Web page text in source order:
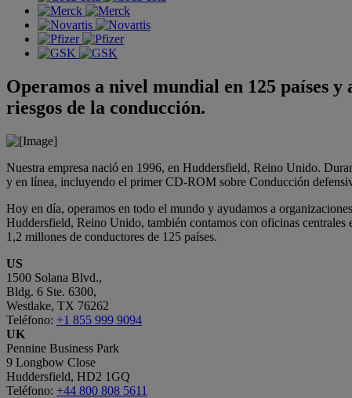
Operamos a nivel mundial en 125 países
riesgos de la conducción.
Nuestra empresa nació en 1996, en Huddersfield, Reino Unido.
y en línea, incluyendo el primer CD-ROM sobre Conducción
Hoy en día, operamos en todo el mundo y ayudamos a
Huddersfield, Reino Unido, también contamos con oficinas
1,2 millones de conductores de 125 países.
US
1500 Solana Blvd.,
Bldg. 6 Ste. 6300,
Westlake, TX 76262
Teléfono: +1 855 999 9094
UK
Pennine Business Park
9 Longbow Close
Huddersfield, HD2 1GQ
Teléfono: +44 800 808 5611